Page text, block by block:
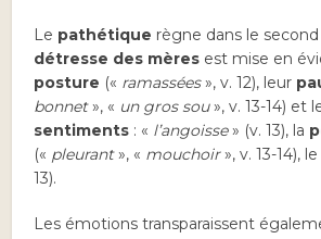
Le pathétique règne dans le
détresse des mères est mise en
posture (« ramassées», v. 12), leur
bonnet», « un gros sou», v. 13-14) et
sentiments : « l’angoisse» (v. 13), la
(« pleurant», « mouchoir», v. 13-14), le
13).
Les émotions transparaissent